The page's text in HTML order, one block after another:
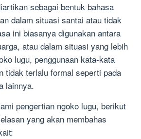
sebagai bentuk bahasa
dalam situasi santai atau tidak
ini biasanya digunakan antara
atau dalam situasi yang lebih
lugu, penggunaan kata-kata
tidak terlalu formal seperti pada
lainnya.
pengertian ngoko lugu, berikut
yang akan membahas